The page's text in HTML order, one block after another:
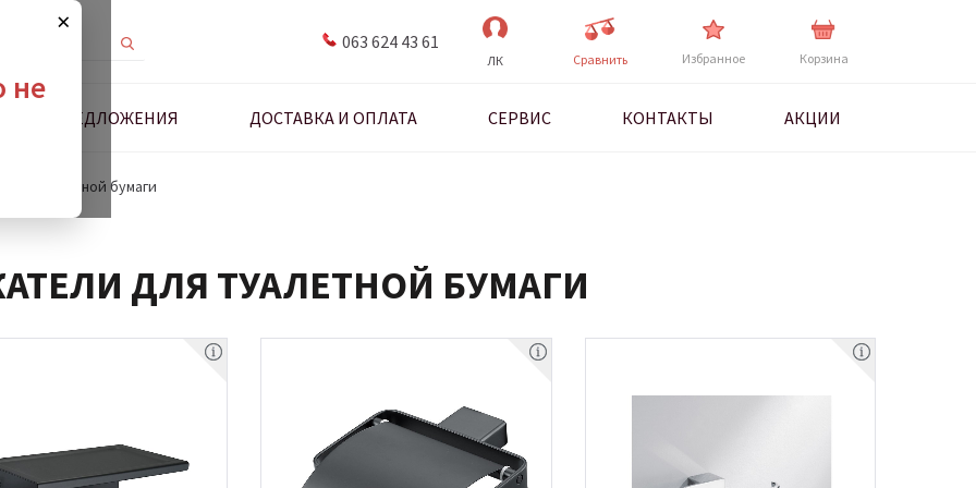
×
не
063 624 43 61
ЛК Cравнить Избранное Корзина
ПРЕДЛОЖЕНИЯ ДОСТАВКА И ОПЛАТА СЕРВИС КОНТАКТЫ АКЦИИ
для туалетной бумаги
ДЛЯ ТУАЛЕТНОЙ БУМАГИ